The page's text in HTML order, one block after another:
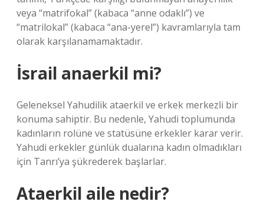
veya “matrifokal” (kabaca “anne odaklı”) ve
“matrilokal” (kabaca “ana-yerel”) kavramlarıyla tam
olarak karşılanamamaktadır.
İsrail anaerkil mi?
Geleneksel Yahudilik ataerkil ve erkek merkezli bir
konuma sahiptir. Bu nedenle, Yahudi toplumunda
kadınların rolüne ve statüsüne erkekler karar verir.
Yahudi erkekler günlük dualarına kadın olmadıkları
için Tanrı’ya şükrederek başlarlar.
Ataerkil aile nedir?